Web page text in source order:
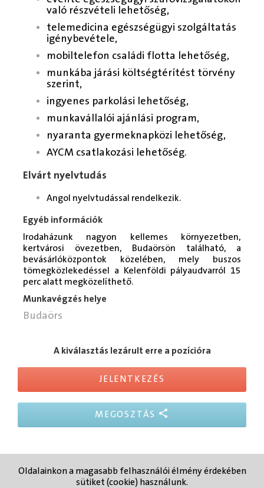
való részvételi lehetőség,
telemedicina egészségügyi szolgáltatás
igénybevétele,
mobiltelefon családi flotta lehetőség,
munkába járási költségtérítést törvény
szerint,
ingyenes parkolási lehetőség,
munkavállalói ajánlási program,
nyaranta gyermeknapközi lehetőség,
AYCM csatlakozási lehetőség.
Elvárt nyelvtudás
Angol nyelvtudással rendelkezik.
Egyéb információk
Irodaházunk nagyon kellemes környezetben,
kertvárosi övezetben, Budaörsön található, a
bevásárlóközpontok közelében, mely buszos
tömegközlekedéssel a Kelenföldi pályaudvarról 15
perc alatt megközelíthető.
Munkavégzés helye
Budaörs
A kiválasztás lezárult erre a pozícióra
JELENTKEZÉS
MEGOSZTÁS
Elérhetőség
Adatvédelmi
Felhasználási
Oldalainkon a magasabb felhasználói élmény érdekében
sütiket (cookie) használunk.